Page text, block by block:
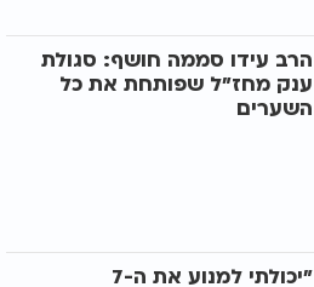
הרב עידו סממה חושף: סגולת
ענק מחז"ל שפותחת את כל
השערים
"יכולתי למנוע את ה-7